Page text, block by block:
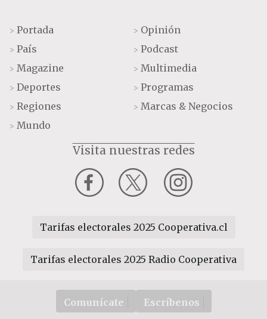
> Portada
> País
> Magazine
> Deportes
> Regiones
> Mundo
> Opinión
> Podcast
> Multimedia
> Programas
> Marcas & Negocios
Visita nuestras redes
Tarifas electorales 2025 Cooperativa.cl
Tarifas electorales 2025 Radio Cooperativa
Comunícate Escríbenos